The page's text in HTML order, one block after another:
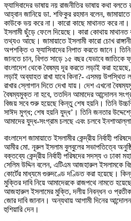
ফ্যাসিবাদের ভাষায় নয় রাজনীতির ভাষায় কথা
আহ্বান জানিয়ে ডা. শফিকুর রহমান বলেন,
কাউকে ভয় করে না। কারো কাছে মাথানত করে
ইসলামী ছুঁড়ে ফেলে দিয়েছে। কারা কোথায়
তথ্যও আছে। জামায়াতে ইসলামী কারো চোখ
অপশক্তি ও ফ্যাসিবাদের নিপাত করতে জানে।
জানতে চান, বিগত সাড়ে ১৫ বছর যেভাবে জাতিকে
বাংলাদেশ থেকে বৈষম্য দূর করতে লড়াই করা
লড়াই অব্যাহত রাখা যাবে কিনা?- এসময় উপস্থিত
রাখার স্লোগান দিতে দেখা যায়। দেশ এখনো
বৈষম্যমুক্ত না হবে, ততদিন আমাদের আন্দোলন
বিজয় সবে শুরু হয়েছে কিন্তু শেষ হয়নি। তিনি
সাঈদ মুগ্ধ; শেষ হয়নি যুদ্ধ’। তিনি জনতার
আমাদের যুদ্ধ-সংগ্রাম চলছে এবং চলবে
বাংলাদেশ জামায়াতে ইসলামীর কেন্দ্রীয় নির্বাহী
আমীর মো. নূরুল ইসলাম বুলবুলের সভাপতিত্বে
বক্তব্যে কেন্দ্রীয় নির্বাহী পরিষদের সদস্য ও ঢাকা
সেলিম উদ্দিন বলেন, এটিএম আজহারুল ইসলামকে
কোর্টের মাধ্যমে গুরুদণ্ডে দণ্ডিত করা হয়েছে।
মুক্তির দাবি নিয়ে আমাদেরকে রাজপথে নামতে
আজহারুল ইসলামের মুক্তি, দলীয় নিবন্ধন ও
জোর দাবি জানান। অন্যথায় আগামী দিনের
হুশিয়ারি দেন।